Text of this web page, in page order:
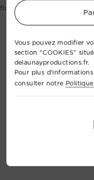
fluide et mieux intégré à
Vous pouvez modifier
section "COOKIES"
delaunayproductions.fr.
Pour plus
consulter notre